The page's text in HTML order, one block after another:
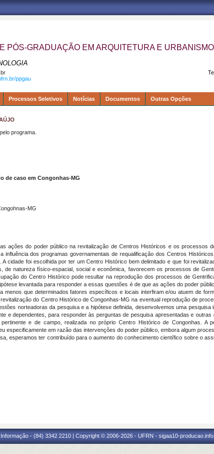
PÓS-GRADUAÇÃO EM ARQUITETURA E URBANISMO
ppgau
Processos Seletivos Notícias Documentos Outras Opções
programa.
de caso em Congonhas-MG
MG
ações do poder público na revitalização de Centros Históricos e os processos
dos programas governamentais de requalificação dos Centros
cidade foi escolhida por ter um Centro Histórico bem delimitado e que foi
de natureza físico-espacial, social e econômica, favorecem os processos de
do Centro Histórico pode resultar na reprodução dos processos de
levantada para responder a essas questões é de que as ações do poder
que determinados fatores específicos e locais interfiram e/ou atuem de
do Centro Histórico de Congonhas-MG na eventual reprodução de
norteadoras da pesquisa e a hipótese definida, desenvolvemos uma pesquisa
e dependentes, para responder às perguntas de pesquisa apresentadas e
e de campo, realizada no próprio Centro Histórico de Congonhas. A
especificamente em razão das intervenções do poder público, embora algum
esperamos ter contribuído para o aumento do conhecimento científico sobre o
- (84) 3342 2210 | Copyright © 2006-2026 - UFRN - sigaa10-